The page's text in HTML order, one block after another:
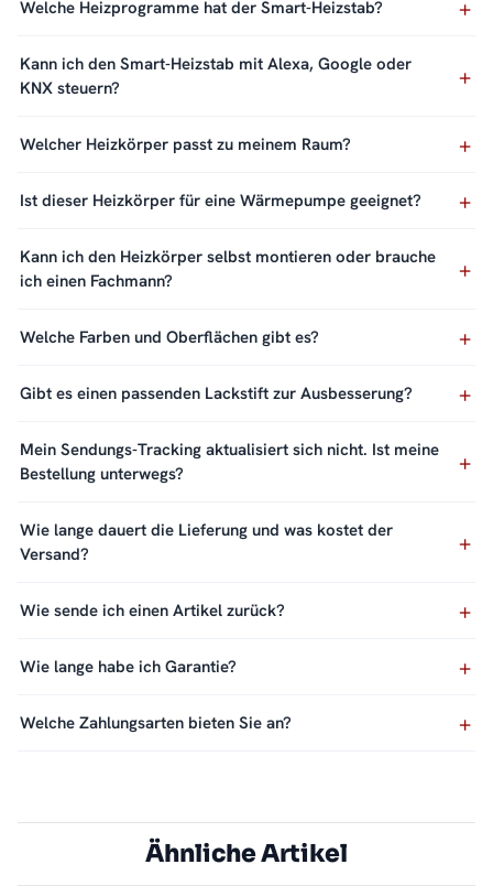
Welche Heizprogramme hat der Smart-Heizstab?
Kann ich den Smart-Heizstab mit Alexa, Google oder
KNX steuern?
Welcher Heizkörper passt zu meinem Raum?
Ist dieser Heizkörper für eine Wärmepumpe geeignet?
Kann ich den Heizkörper selbst montieren oder brauche
ich einen Fachmann?
Welche Farben und Oberflächen gibt es?
Gibt es einen passenden Lackstift zur Ausbesserung?
Mein Sendungs-Tracking aktualisiert sich nicht. Ist meine
Bestellung unterwegs?
Wie lange dauert die Lieferung und was kostet der
Versand?
Wie sende ich einen Artikel zurück?
Wie lange habe ich Garantie?
Welche Zahlungsarten bieten Sie an?
Ähnliche Artikel